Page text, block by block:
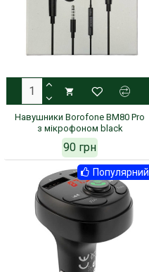
Навушники Borofone BM80 Pro
з мікрофоном black
90 грн
Популярний